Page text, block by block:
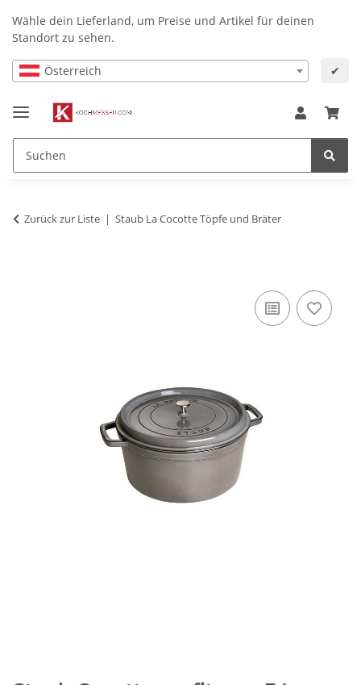
Wähle dein Lieferland, um Preise und Artikel für deinen
Standort zu sehen.
Österreich ✔
Zurück zur Liste Staub La Cocotte Töpfe und Bräter